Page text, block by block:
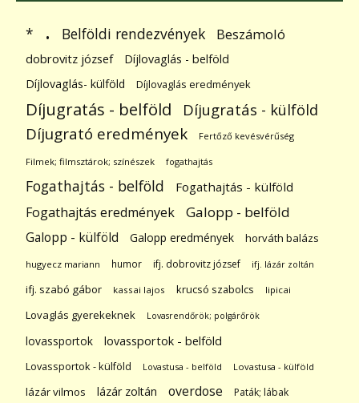
* . Belföldi rendezvények Beszámoló
dobrovitz józsef
Díjlovaglás - belföld
Díjlovaglás- külföld
Díjlovaglás eredmények
Díjugratás - belföld Díjugratás - külföld
Díjugrató eredmények Fertőző kevésvérűség
Filmek; filmsztárok; színészek fogathajtás
Fogathajtás - belföld Fogathajtás - külföld
Fogathajtás eredmények Galopp - belföld
Galopp - külföld Galopp eredmények horváth balázs
hugyecz mariann humor ifj. dobrovitz józsef ifj. lázár zoltán
ifj. szabó gábor kassai lajos krucsó szabolcs lipicai
Lovaglás gyerekeknek Lovasrendőrök; polgárőrök
lovassportok lovassportok - belföld
Lovassportok - külföld Lovastusa - belföld Lovastusa - külföld
lázár vilmos lázár zoltán overdose Paták; lábak